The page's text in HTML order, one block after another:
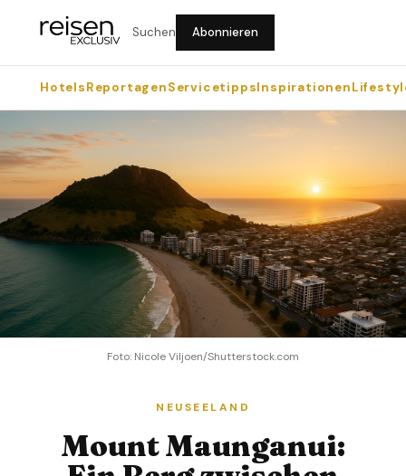
Suchen Abonnieren
HotelsReportagenServicetippsInspirationen
Foto: Nicole Viljoen/Shutterstock.com
NEUSEELAND
Mount Maunganui: